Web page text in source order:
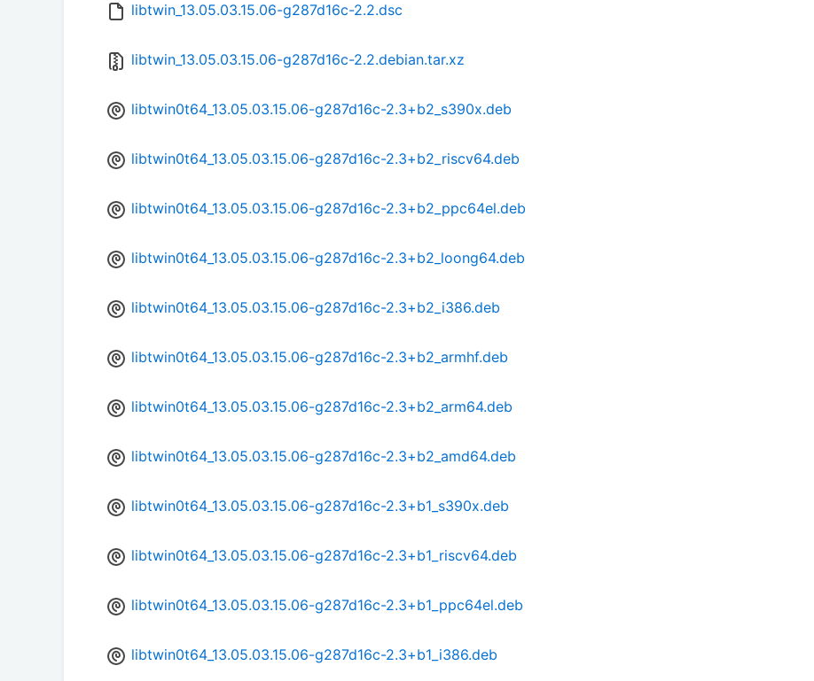
libtwin_13.05.03.15.06-g287d16c-2.2.dsc
libtwin_13.05.03.15.06-g287d16c-2.2.debian.tar.xz
libtwin0t64_13.05.03.15.06-g287d16c-2.3+b2_s390x.deb
libtwin0t64_13.05.03.15.06-g287d16c-2.3+b2_riscv64.deb
libtwin0t64_13.05.03.15.06-g287d16c-2.3+b2_ppc64el.deb
libtwin0t64_13.05.03.15.06-g287d16c-2.3+b2_loong64.deb
libtwin0t64_13.05.03.15.06-g287d16c-2.3+b2_i386.deb
libtwin0t64_13.05.03.15.06-g287d16c-2.3+b2_armhf.deb
libtwin0t64_13.05.03.15.06-g287d16c-2.3+b2_arm64.deb
libtwin0t64_13.05.03.15.06-g287d16c-2.3+b2_amd64.deb
libtwin0t64_13.05.03.15.06-g287d16c-2.3+b1_s390x.deb
libtwin0t64_13.05.03.15.06-g287d16c-2.3+b1_riscv64.deb
libtwin0t64_13.05.03.15.06-g287d16c-2.3+b1_ppc64el.deb
libtwin0t64_13.05.03.15.06-g287d16c-2.3+b1_i386.deb